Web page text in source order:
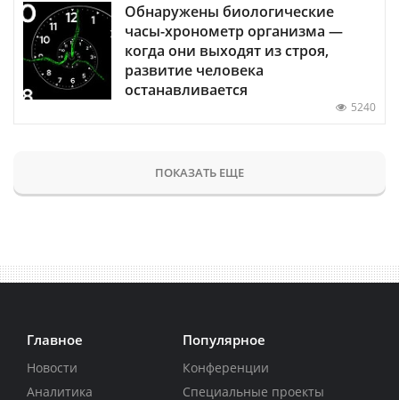
Обнаружены биологические
часы-хронометр организма —
когда они выходят из строя,
развитие человека
останавливается
5240
ПОКАЗАТЬ ЕЩЕ
Главное
Новости
Аналитика
Популярное
Конференции
Специальные проекты